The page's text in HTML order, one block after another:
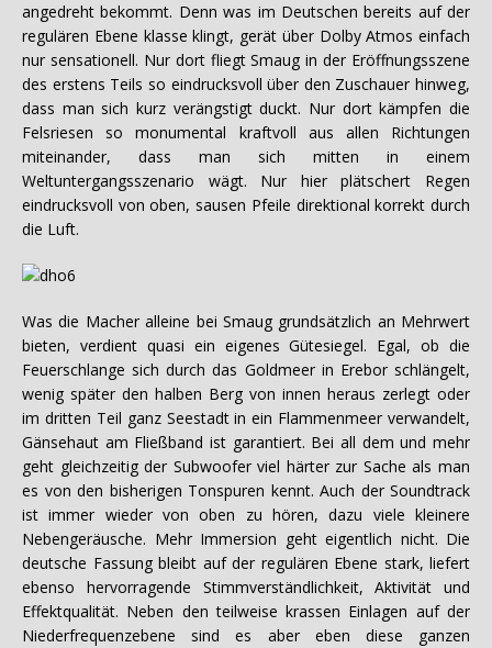
angedreht bekommt. Denn was im Deutschen bereits auf der
regulären Ebene klasse klingt, gerät über Dolby Atmos einfach
nur sensationell. Nur dort fliegt Smaug in der Eröffnungsszene
des erstens Teils so eindrucksvoll über den Zuschauer hinweg,
dass man sich kurz verängstigt duckt. Nur dort kämpfen die
Felsriesen so monumental kraftvoll aus allen Richtungen
miteinander, dass man sich mitten in einem
Weltuntergangsszenario wägt. Nur hier plätschert Regen
eindrucksvoll von oben, sausen Pfeile direktional korrekt durch
die Luft.
Was die Macher alleine bei Smaug grundsätzlich an Mehrwert
bieten, verdient quasi ein eigenes Gütesiegel. Egal, ob die
Feuerschlange sich durch das Goldmeer in Erebor schlängelt,
wenig später den halben Berg von innen heraus zerlegt oder
im dritten Teil ganz Seestadt in ein Flammenmeer verwandelt,
Gänsehaut am Fließband ist garantiert. Bei all dem und mehr
geht gleichzeitig der Subwoofer viel härter zur Sache als man
es von den bisherigen Tonspuren kennt. Auch der Soundtrack
ist immer wieder von oben zu hören, dazu viele kleinere
Nebengeräusche. Mehr Immersion geht eigentlich nicht. Die
deutsche Fassung bleibt auf der regulären Ebene stark, liefert
ebenso hervorragende Stimmverständlichkeit, Aktivität und
Effektqualität. Neben den teilweise krassen Einlagen auf der
Niederfrequenzebene sind es aber eben diese ganzen